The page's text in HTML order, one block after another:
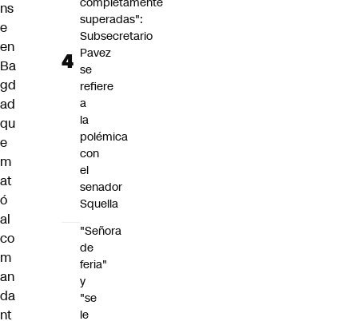
ns
e
en
Ba
gd
ad
qu
e
m
at
ó
al
co
m
an
da
nt
superadas":
Subsecretario
Pavez
se
refiere
a
la
polémica
con
el
senador
Squella
"Señora
de
feria"
y
"se
le